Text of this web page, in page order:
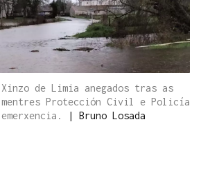
Xinzo de Limia anegados tras as
Protección Civil e Policía
| Bruno Losada